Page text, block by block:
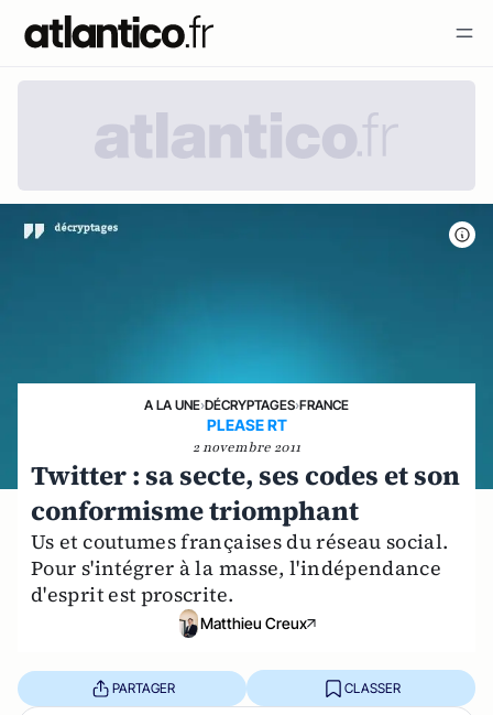
A LA UNE›DÉCRYPTAGES›FRANCE
PLEASE RT
2 novembre 2011
Twitter : sa secte, ses codes et son
conformisme triomphant
Us et coutumes françaises du réseau social.
Pour s'intégrer à la masse, l'indépendance
d'esprit est proscrite.
Matthieu Creux
PARTAGER CLASSER